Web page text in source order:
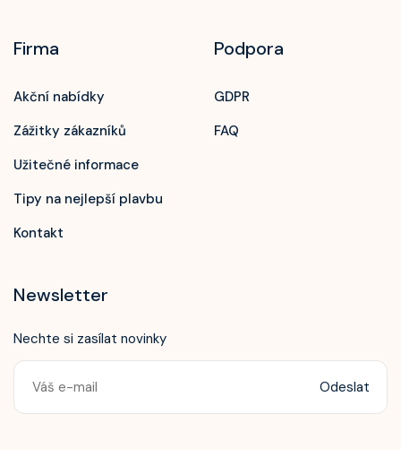
Zavolejte nám!
+420 603 172 604
Firma
Akční nabídky
Zážitky zákazníků
Užitečné informace
Tipy na nejlepší plavbu
Kontakt
Podpora
GDPR
FAQ
Newsletter
Nechte si zasílat novinky
Odeslat